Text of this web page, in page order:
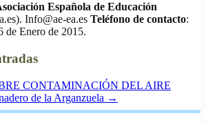
Española de Educación
Info@ae-ea.es Teléfono de contacto:
de Enero de 2015.
CONTAMINACIÓN DEL AIRE
de la Arganzuela →